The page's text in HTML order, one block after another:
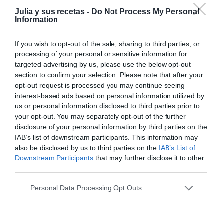
Julia y sus recetas - Do Not Process My Personal
Information
If you wish to opt-out of the sale, sharing to third parties, or
processing of your personal or sensitive information for
targeted advertising by us, please use the below opt-out
section to confirm your selection. Please note that after your
opt-out request is processed you may continue seeing
interest-based ads based on personal information utilized by
us or personal information disclosed to third parties prior to
your opt-out. You may separately opt-out of the further
disclosure of your personal information by third parties on the
IAB’s list of downstream participants. This information may
also be disclosed by us to third parties on the IAB’s List of
Downstream Participants that may further disclose it to other
Personal Data Processing Opt Outs
¿Te ha gustado la receta?
Facebook
Twitter
Pinea esta receta
Imprime esta receta